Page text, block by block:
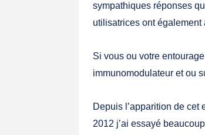
sympathiques réponses
utilisatrices ont
Si vous ou votre
immunomodulateur et ou
Depuis l’apparition de
2012 j’ai essayé